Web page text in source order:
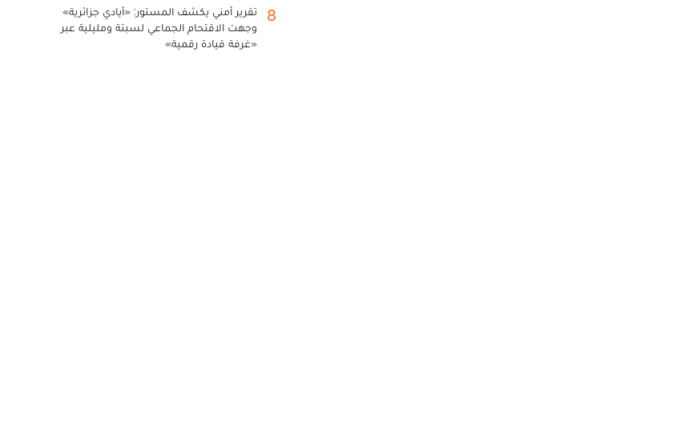
8
تقرير أمني يكشف المستور: «أيادي جزائرية»
وجهت الاقتحام الجماعي لسبتة ومليلية عبر
«غرفة قيادة رقمية»